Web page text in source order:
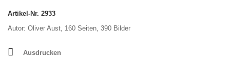
Artikel-Nr. 2933
Autor: Oliver Aust, 160 Seiten, 390 Bilder
Ausdrucken